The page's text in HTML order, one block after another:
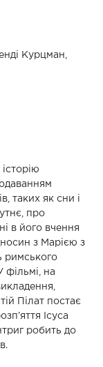
Курцман,
таких як сни і
про
в його вчення
з Марією з
римського
фільмі, на
Пілат постає
Ісуса
робить до